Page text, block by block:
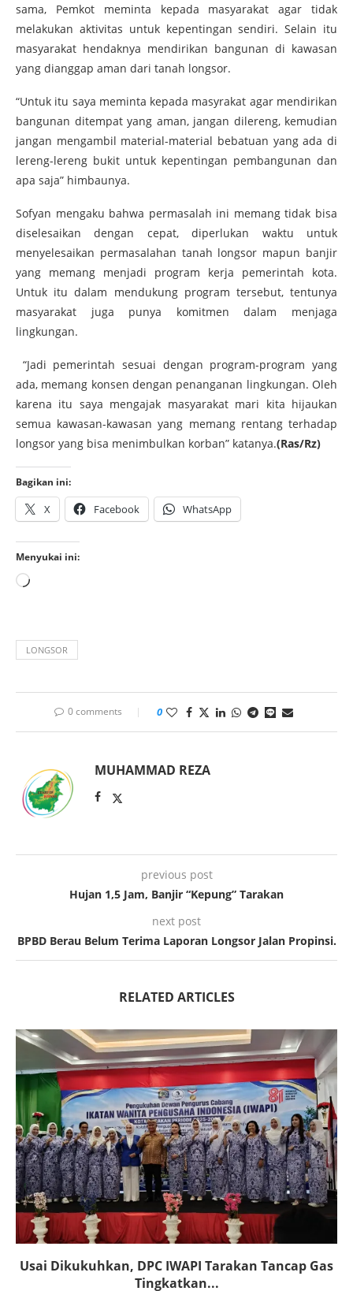
sama, Pemkot meminta kepada masyarakat agar tidak
melakukan aktivitas untuk kepentingan sendiri. Selain itu
masyarakat hendaknya mendirikan bangunan di kawasan
yang dianggap aman dari tanah longsor.
“Untuk itu saya meminta kepada masyrakat agar mendirikan
bangunan ditempat yang aman, jangan dilereng, kemudian
jangan mengambil material-material bebatuan yang ada di
lereng-lereng bukit untuk kepentingan pembangunan dan
apa saja” himbaunya.
Sofyan mengaku bahwa permasalah ini memang tidak bisa
diselesaikan dengan cepat, diperlukan waktu untuk
menyelesaikan permasalahan tanah longsor mapun banjir
yang memang menjadi program kerja pemerintah kota.
Untuk itu dalam mendukung program tersebut, tentunya
masyarakat juga punya komitmen dalam menjaga
lingkungan.
“Jadi pemerintah sesuai dengan program-program yang
ada, memang konsen dengan penanganan lingkungan. Oleh
karena itu saya mengajak masyarakat mari kita hijaukan
semua kawasan-kawasan yang memang rentang terhadap
longsor yang bisa menimbulkan korban” katanya.(Ras/Rz)
Bagikan ini:
X Facebook WhatsApp
Menyukai ini:
LONGSOR
0 comments 0
MUHAMMAD REZA
previous post
Hujan 1,5 Jam, Banjir “Kepung” Tarakan
next post
BPBD Berau Belum Terima Laporan Longsor Jalan Propinsi.
RELATED ARTICLES
Usai Dikukuhkan, DPC IWAPI Tarakan Tancap Gas
Tingkatkan...